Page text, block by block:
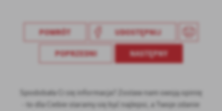
POWRÓT UDOSTĘPNIJ
POPRZEDNI NASTĘPNY
Spodobała Ci się informacja? Zostaw nam swoją opinię
- to dla Ciebie staramy się być najlepsi, a Twoje zdanie